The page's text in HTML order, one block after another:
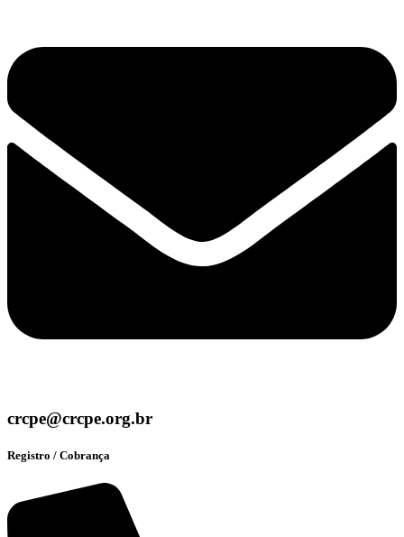
crcpe@crcpe.org.br
Registro / Cobrança